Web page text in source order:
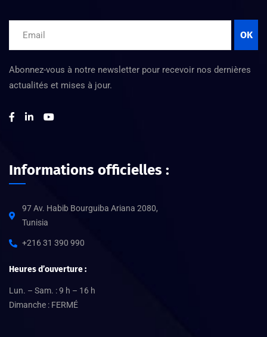
OK
Abonnez-vous à notre newsletter pour recevoir nos dernières
actualités et mises à jour.
Informations officielles :
97 Av. Habib Bourguiba Ariana 2080,
Tunisia
+216 31 390 990
Heures d’ouverture :
Lun. – Sam. : 9 h – 16 h
Dimanche : FERMÉ